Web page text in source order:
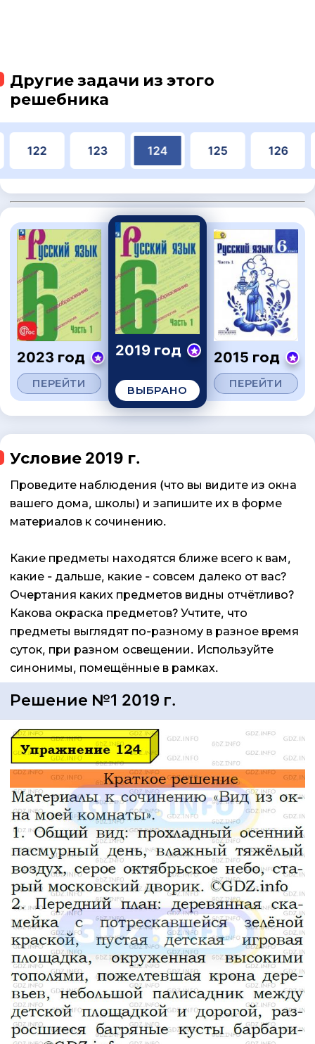
Другие задачи из этого
решебника
122 123 124 125 126
2023 год
ПЕРЕЙТИ
2019 год
ВЫБРАНО
2015 год
ПЕРЕЙТИ
Условие 2019 г.
Проведите наблюдения (что вы видите из окна
вашего дома, школы) и запишите их в форме
материалов к сочинению.
Какие предметы находятся ближе всего к вам,
какие - дальше, какие - совсем далеко от вас?
Очертания каких предметов видны отчётливо?
Какова окраска предметов? Учтите, что
предметы выглядят по-разному в разное время
суток, при разном освещении. Используйте
синонимы, помещённые в рамках.
Решение №1 2019 г.